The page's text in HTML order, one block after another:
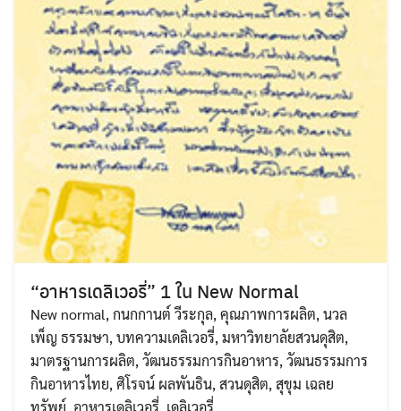
“อาหารเดลิเวอรี่” 1 ใน New Normal
New normal, กนกกานต์ วีระกุล, คุณภาพการผลิต, นวล
เพ็ญ ธรรมษา, บทความเดลิเวอรี่, มหาวิทยาลัยสวนดุสิต,
มาตรฐานการผลิต, วัฒนธรรมการกินอาหาร, วัฒนธรรมการ
กินอาหารไทย, ศิโรจน์ ผลพันธิน, สวนดุสิต, สุขุม เฉลย
ทรัพย์, อาหารเดลิเวอรี่, เดลิเวอรี่